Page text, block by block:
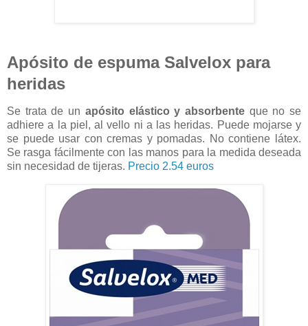
Apósito de espuma Salvelox para
heridas
Se trata de un apósito elástico y absorbenteque no se
adhiere a la piel, al vello ni a las heridas. Puede mojarse y
se puede usar con cremas y pomadas. No contiene látex.
Se rasga fácilmente con las manos para la medida deseada
sin necesidad de tijeras. Precio 2.54 euros